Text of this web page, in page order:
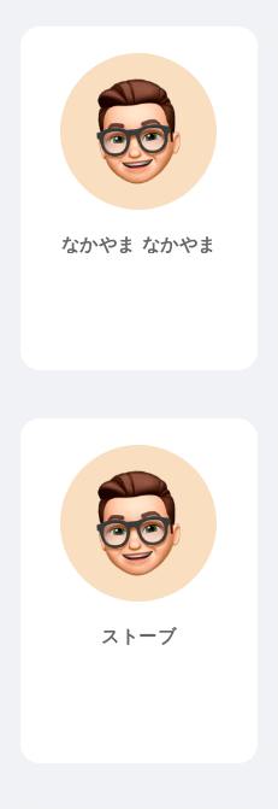
なかやま なかやま
ストーブ